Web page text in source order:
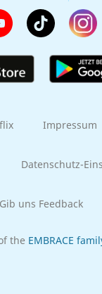
Impressum
Datenschutz-
Gib uns Feedback
the EMBRACE